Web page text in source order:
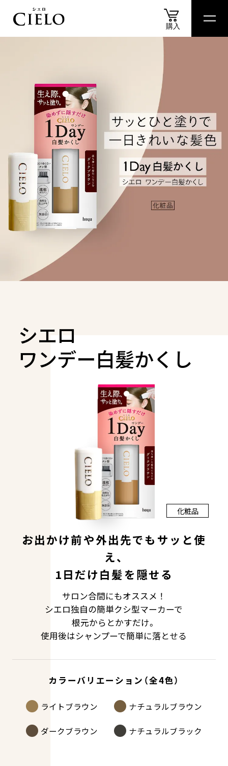
購入
カラートリートメント
ヘアカラークリーム
ムースカラー
ヘアカラーミルキー
ワンデー白髪かくし
オイルインヘアマニキュア
商品比較表
おすすめアイテム診断
スペシャルコンテンツ
SELF COLORING STUDIO
セルフカラーリングスタジオ
SELF COLOR NAVI
セルフカラーナビ
簡体中文
シエロ
ワンデー白髪かくし
化粧品
お出かけ前や外出先でもサッと使
え、
1日だけ白髪を隠せる
サロン合間にもオススメ！
シエロ独自の簡単クシ型マーカーで
根元からとかすだけ。
使用後はシャンプーで簡単に落とせる
カラーバリエーション（全4色）
ライトブラウン ナチュラルブラウン
ダークブラウン ナチュラルブラック